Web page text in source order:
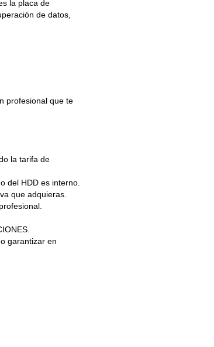
la placa de
de datos,
profesional que te
la tarifa de
del HDD es interno.
que adquieras.
garantizar en